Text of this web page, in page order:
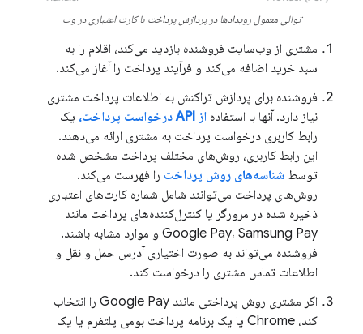
توالی معمول رویدادها در پردازش پرداخت با کارت اعتباری در وب
مشتری از وب‌سایت فروشنده بازدید می‌کند، اقلام را به
سبد خرید اضافه می‌کند و فرآیند پرداخت را آغاز می‌کند.
فروشنده برای پردازش تراکنش به اطلاعات پرداخت مشتری
نیاز دارد. آنها با استفاده از API درخواست پرداخت،
یک
رابط کاربری درخواست پرداخت به مشتری ارائه می‌دهند.
این رابط کاربری، روش‌های مختلف پرداخت مشخص شده
توسط شناسه‌های روش پرداخت را فهرست می‌کند.
روش‌های پرداخت می‌توانند شامل شماره کارت‌های اعتباری
ذخیره شده در مرورگر یا کنترل‌کننده‌های پرداخت مانند
Google Pay، Samsung Pay و موارد مشابه باشند.
فروشنده می‌تواند به صورت اختیاری آدرس حمل و نقل و
اطلاعات تماس مشتری را درخواست کند.
اگر مشتری روش پرداختی مانند Google Pay را انتخاب
کند، Chrome یا یک برنامه پرداخت بومی پلتفرم یا یک